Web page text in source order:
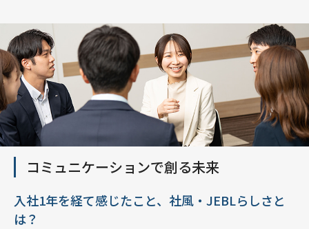
コミュニケーションで創る未来
入社1年を経て感じたこと、社風・JEBLらしさと
は？